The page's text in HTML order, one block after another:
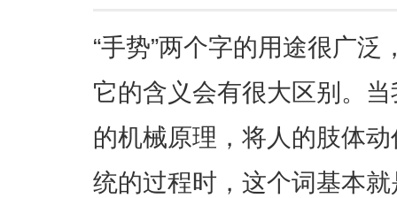
“手势”两个字的用途很广
它的含义会有很大区别。
的机械原理，将人的肢体
统的过程时，这个词基本